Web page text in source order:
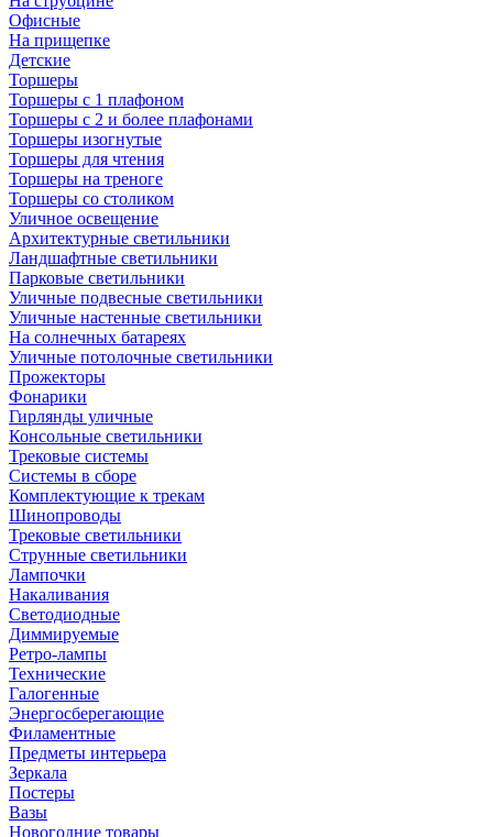
Офисные
На прищепке
Детские
Торшеры
Торшеры с 1 плафоном
Торшеры с 2 и более плафонами
Торшеры изогнутые
Торшеры для чтения
Торшеры на треноге
Торшеры со столиком
Уличное освещение
Архитектурные светильники
Ландшафтные светильники
Парковые светильники
Уличные подвесные светильники
Уличные настенные светильники
На солнечных батареях
Уличные потолочные светильники
Прожекторы
Фонарики
Гирлянды уличные
Консольные светильники
Трековые системы
Системы в сборе
Комплектующие к трекам
Шинопроводы
Трековые светильники
Струнные светильники
Лампочки
Накаливания
Светодиодные
Диммируемые
Ретро-лампы
Технические
Галогенные
Энергосберегающие
Филаментные
Предметы интерьера
Зеркала
Постеры
Вазы
Новогодние товары